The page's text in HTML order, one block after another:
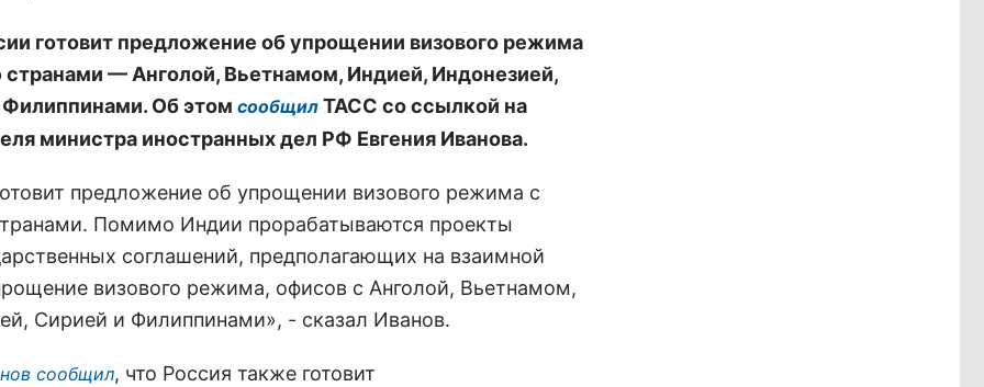
готовит предложение об упрощении визового режима
— Анголой, Вьетнамом, Индией, Индонезией,
Об этом сообщил ТАСС со ссылкой на
министра иностранных дел РФ Евгения Иванова.
предложение об упрощении визового режима с
Помимо Индии прорабатываются проекты
соглашений, предполагающих на взаимной
визового режима, офисов с Анголой, Вьетнамом,
Сирией и Филиппинами», - сказал Иванов.
сообщил, что Россия также готовит